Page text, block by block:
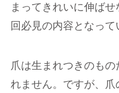
まってきれいに伸ば
回必見の内容となって
爪は生まれつきのも
れません。ですが、